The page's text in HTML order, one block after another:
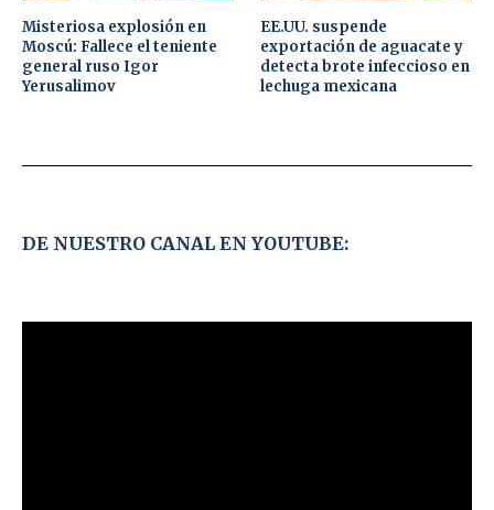
Misteriosa explosión en
Moscú: Fallece el teniente
general ruso Igor
Yerusalimov
EE.UU. suspende
exportación de aguacate y
detecta brote infeccioso en
lechuga mexicana
DE NUESTRO CANAL EN YOUTUBE: